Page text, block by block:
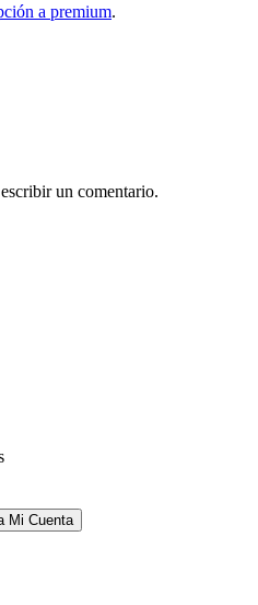
a premium.
un comentario.
Mi Cuenta